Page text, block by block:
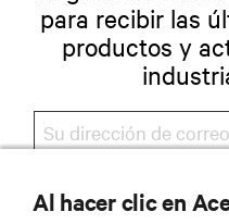
para recibir las
productos y
Al hacer clic en